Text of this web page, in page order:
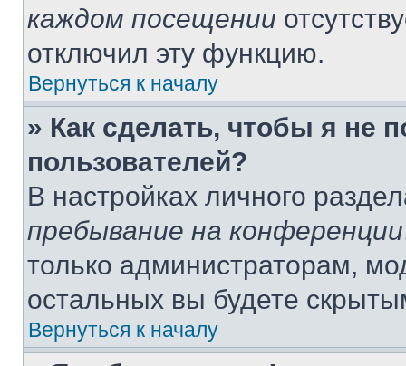
каждом посещении
отключил эту функцию.
Вернуться к началу
» Как сделать, чтобы я не
пользователей?
В настройках личного
пребывание на конференции
только администраторам,
остальных вы будете
Вернуться к началу